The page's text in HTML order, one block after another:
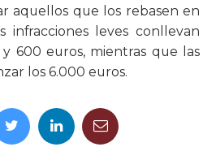
aquellos que los rebasen en
infracciones leves conllevan
600 euros, mientras que las
los 6.000 euros.